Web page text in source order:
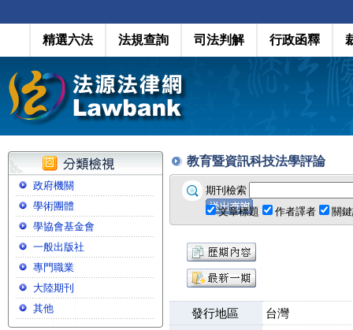
精選六法 法規查詢 司法判解 行政函釋
政府機關
學術團體
學協會基金會
一般出版社
專門職業
大陸期刊
其他
教育暨資訊科技法學評論
期刊檢索
文章標題
作者譯者 關
發行地區
台灣